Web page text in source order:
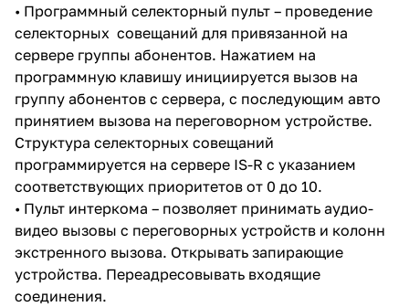
• Программный селекторный пульт – проведение
селекторных совещаний для привязанной на
сервере группы абонентов. Нажатием на
программную клавишу инициируется вызов на
группу абонентов с сервера, с последующим авто
принятием вызова на переговорном устройстве.
Структура селекторных совещаний
программируется на сервере IS-R с указанием
соответствующих приоритетов от 0 до 10.
• Пульт интеркома – позволяет принимать аудио-
видео вызовы с переговорных устройств и колонн
экстренного вызова. Открывать запирающие
устройства. Переадресовывать входящие
соединения.